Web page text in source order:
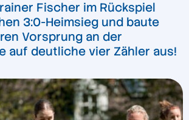
Fischer im Rückspiel
3:0-Heimsieg und baute
Vorsprung an der
auf deutliche vier Zähler aus!